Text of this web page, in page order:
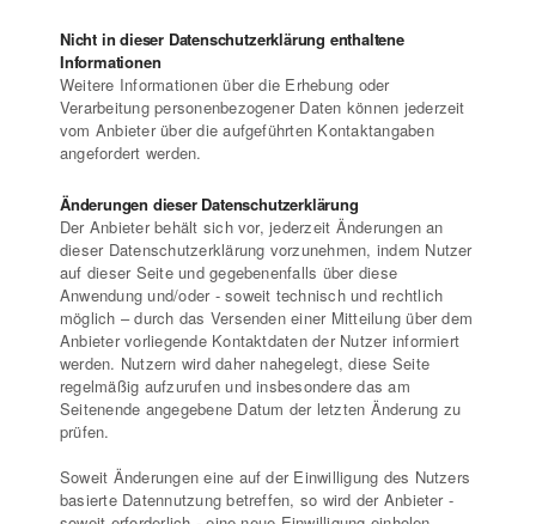
Nicht in dieser Datenschutzerklärung enthaltene
Informationen
Weitere Informationen über die Erhebung oder
Verarbeitung personenbezogener Daten können jederzeit
vom Anbieter über die aufgeführten Kontaktangaben
angefordert werden.
Änderungen dieser Datenschutzerklärung
Der Anbieter behält sich vor, jederzeit Änderungen an
dieser Datenschutzerklärung vorzunehmen, indem Nutzer
auf dieser Seite und gegebenenfalls über diese
Anwendung und/oder - soweit technisch und rechtlich
möglich – durch das Versenden einer Mitteilung über dem
Anbieter vorliegende Kontaktdaten der Nutzer informiert
werden. Nutzern wird daher nahegelegt, diese Seite
regelmäßig aufzurufen und insbesondere das am
Seitenende angegebene Datum der letzten Änderung zu
prüfen.
Soweit Änderungen eine auf der Einwilligung des Nutzers
basierte Datennutzung betreffen, so wird der Anbieter -